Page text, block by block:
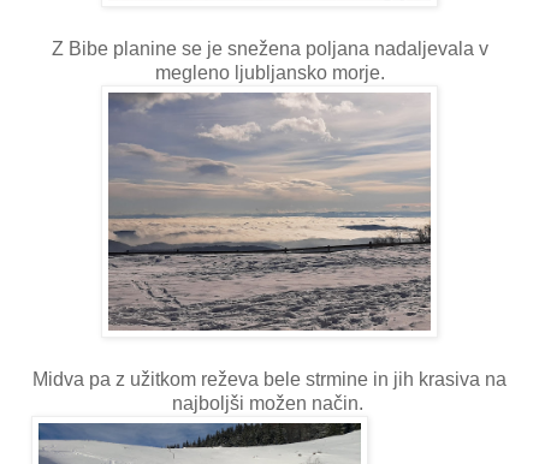
Z Bibe planine se je snežena poljana nadaljevala v
megleno ljubljansko morje.
Midva pa z užitkom reževa bele strmine in jih krasiva na
najboljši možen način.